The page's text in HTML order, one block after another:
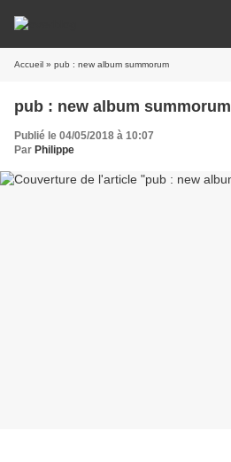
Accueil » pub : new album summorum
pub : new album summorum
Publié le 04/05/2018 à 10:07
Par Philippe